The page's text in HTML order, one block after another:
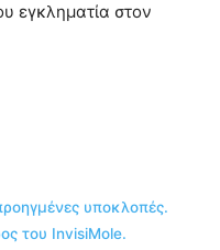
εγκληματία στον
υποκλοπές.
του InvisiMole.